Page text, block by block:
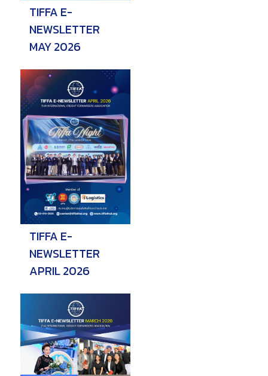
TIFFA E-
NEWSLETTER
MAY 2026
TIFFA E-
NEWSLETTER
APRIL 2026